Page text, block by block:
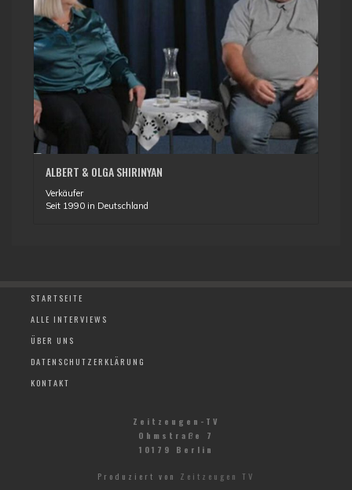
ALBERT & OLGA SHIRINYAN
Verkäufer
Seit 1990 in Deutschland
STARTSEITE
ALLE INTERVIEWS
ÜBER UNS
DATENSCHUTZERKLÄRUNG
KONTAKT
Zeitzeugen-TV
Ohmstraße 7
10179 Berlin
Produziert von Zeitzeugen TV